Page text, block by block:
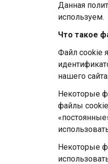
Данная
используем.
Что такое
Файл cookie
нашего
Некоторые
файлы cookie
Некоторые